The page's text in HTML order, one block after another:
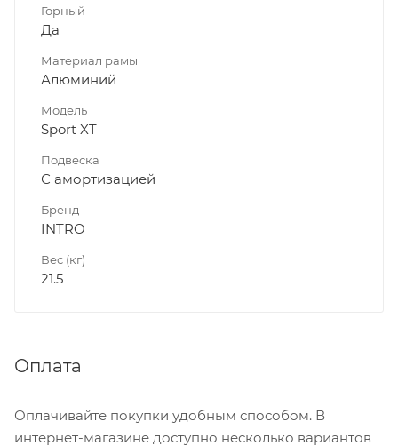
Горный
Да
Материал рамы
Алюминий
Модель
Sport XT
Подвеска
С амортизацией
Бренд
INTRO
Вес (кг)
21.5
Оплата
Оплачивайте покупки удобным способом. В
интернет-магазине доступно несколько вариантов